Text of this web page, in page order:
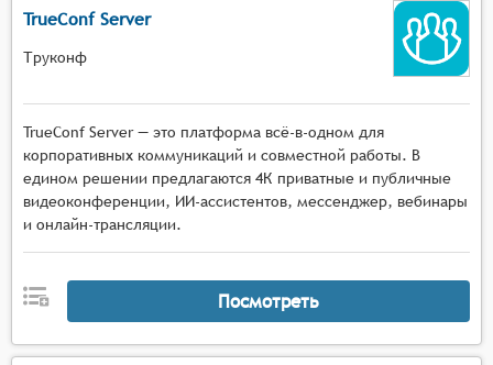
TrueConf Server
Труконф
TrueConf Server — это платформа всё-в-одном для
корпоративных коммуникаций и совместной работы. В
едином решении предлагаются 4К приватные и публичные
видеоконференции, ИИ-ассистентов, мессенджер, вебинары
и онлайн-трансляции.
Посмотреть